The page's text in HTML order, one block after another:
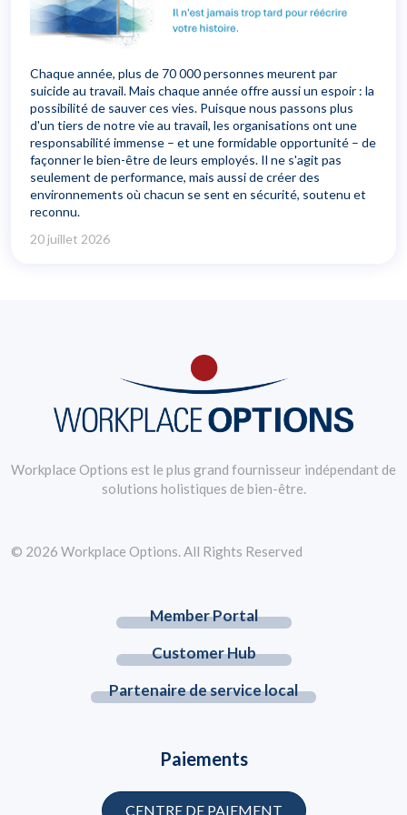
Chaque année, plus de 70 000 personnes meurent par
suicide au travail. Mais chaque année offre aussi un espoir : la
possibilité de sauver ces vies. Puisque nous passons plus
d'un tiers de notre vie au travail, les organisations ont une
responsabilité immense – et une formidable opportunité – de
façonner le bien-être de leurs employés. Il ne s'agit pas
seulement de performance, mais aussi de créer des
environnements où chacun se sent en sécurité, soutenu et
reconnu.
20 juillet 2026
Workplace Options est le plus grand fournisseur indépendant de
solutions holistiques de bien-être.
Member Portal
Customer Hub
Partenaire de service local
Paiements
CENTRE DE PAIEMENT
© 2026 Workplace Options. All Rights Reserved